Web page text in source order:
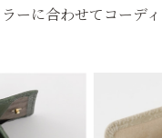
ーに合わせてコーデ